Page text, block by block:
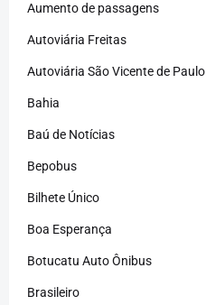
Aumento de passagens
Autoviária Freitas
Autoviária São Vicente de Paulo
Bahia
Baú de Notícias
Bepobus
Bilhete Único
Boa Esperança
Botucatu Auto Ônibus
Brasileiro